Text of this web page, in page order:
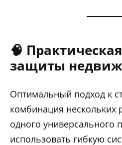
🧠
защиты
Оптимальный подход к
комбинация нескольких
одного универсального
использовать гибкую